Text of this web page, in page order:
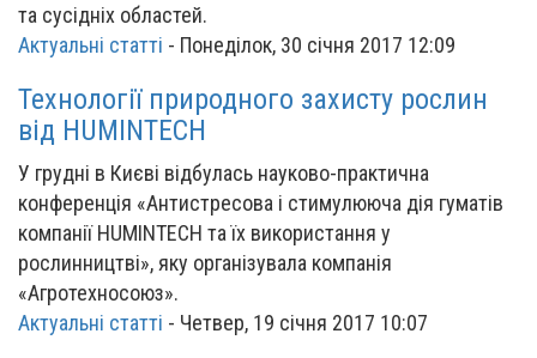
та сусідніх областей.
Актуальні статті - Понеділок, 30 січня 2017 12:09
Технології природного захисту рослин
від HUMINTECH
У грудні в Києві відбулась науково-практична
конференція «Антистресова і стимулююча дія гуматів
компанії HUMINTECH та їх використання у
рослинництві», яку організувала компанія
«Агротехносоюз».
Актуальні статті - Четвер, 19 січня 2017 10:07